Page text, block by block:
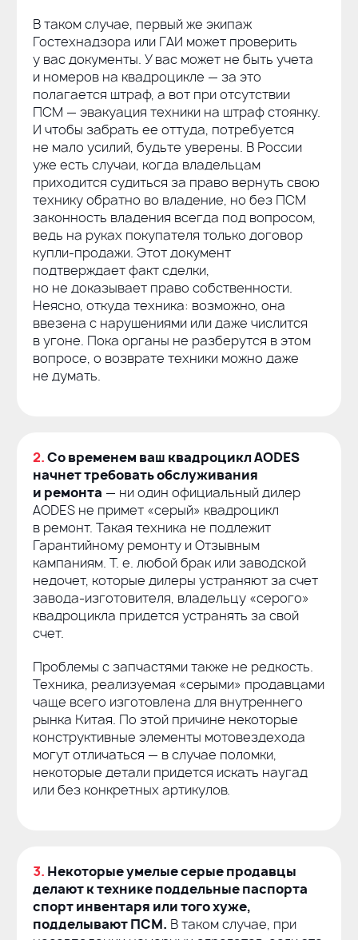
В таком случае, первый же экипаж
Гостехнадзора или ГАИ может проверить
у вас документы. У вас может не быть учета
и номеров на квадроцикле — за это
полагается штраф, а вот при отсутствии
ПСМ — эвакуация техники на штраф стоянку.
И чтобы забрать ее оттуда, потребуется
не мало усилий, будьте уверены. В России
уже есть случаи, когда владельцам
приходится судиться за право вернуть свою
технику обратно во владение, но без ПСМ
законность владения всегда под вопросом,
ведь на руках покупателя только договор
купли-продажи. Этот документ
подтверждает факт сделки,
но не доказывает право собственности.
Неясно, откуда техника: возможно, она
ввезена с нарушениями или даже числится
в угоне. Пока органы не разберутся в этом
вопросе, о возврате техники можно даже
не думать.
2.Со временем ваш квадроцикл AODES
начнет требовать обслуживания
и ремонта — ни один официальный дилер
AODES не примет «серый» квадроцикл
в ремонт. Такая техника не подлежит
Гарантийному ремонту и Отзывным
кампаниям. Т. е. любой брак или заводской
недочет, которые дилеры устраняют за счет
завода-изготовителя, владельцу «серого»
квадроцикла придется устранять за свой
счет.
Проблемы с запчастями также не редкость.
Техника, реализуемая «серыми» продавцами
чаще всего изготовлена для внутреннего
рынка Китая. По этой причине некоторые
конструктивные элементы мотовездехода
могут отличаться — в случае поломки,
некоторые детали придется искать наугад
или без конкретных артикулов.
3. Некоторые умелые серые продавцы
делают к технике поддельные паспорта
спорт инвентаря или того хуже,
подделывают ПСМ. В таком случае, при